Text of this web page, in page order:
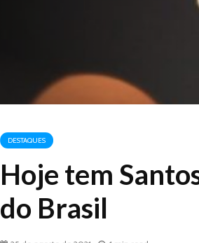
DESTAQUES
Hoje tem
do Brasil